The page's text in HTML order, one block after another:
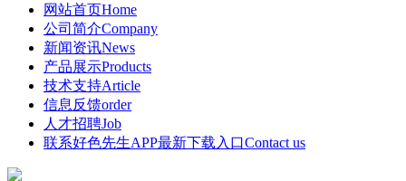
网站首页Home
公司简介Company
新闻资讯News
产品展示Products
技术支持Article
信息反馈order
人才招聘Job
联系好色先生APP最新下载入口Contact us